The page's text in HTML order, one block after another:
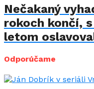
Nečakaný
rokoch končí,
letom
Odporúčame